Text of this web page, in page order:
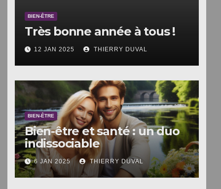
BIEN-ÊTRE
Très bonne année à tous !
12 JAN 2025 THIERRY DUVAL
BIEN-ÊTRE
Bien-être et santé : un duo
indissociable
6 JAN 2025 THIERRY DUVAL